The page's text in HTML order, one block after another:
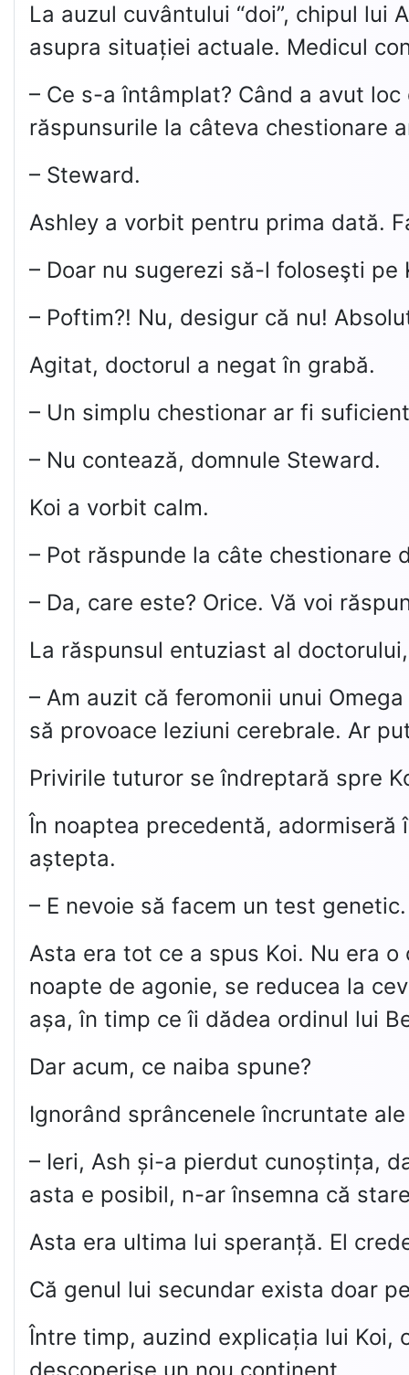
La auzul cuvântului “doi”, chipul
asupra situației actuale. Medicul
– Ce s-a întâmplat? Când a avut
răspunsurile la câteva chestionare
– Steward.
Ashley a vorbit pentru prima dată.
– Doar nu sugerezi să-l foloseşti
– Poftim?! Nu, desigur că nu!
Agitat, doctorul a negat în grabă.
– Un simplu chestionar ar fi
– Nu contează, domnule Steward.
Koi a vorbit calm.
– Pot răspunde la câte chestionare
– Da, care este? Orice. Vă voi
La răspunsul entuziast al
– Am auzit că feromonii unui
să provoace leziuni cerebrale. Ar
Privirile tuturor se îndreptară spre
În noaptea precedentă,
aștepta.
– E nevoie să facem un test genetic.
Asta era tot ce a spus Koi. Nu era
noapte de agonie, se reducea la
așa, în timp ce îi dădea ordinul lui
Dar acum, ce naiba spune?
Ignorând sprâncenele încruntate
– Ieri, Ash și-a pierdut cunoștința,
asta e posibil, n-ar însemna că
Asta era ultima lui speranță. El
Că genul lui secundar exista doar
Între timp, auzind explicația lui Koi,